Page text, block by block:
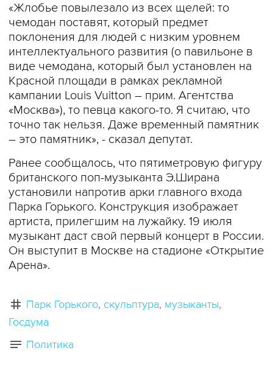
«Жлобье повылезало из всех щелей: то
чемодан поставят, который предмет
поклонения для людей с низким уровнем
интеллектуального развития (о павильоне в
виде чемодана, который был установлен на
Красной площади в рамках рекламной
кампании Louis Vuitton – прим. Агентства
«Москва»), то певца какого-то. Я считаю, что
точно так нельзя. Даже временный памятник
– это памятник», - сказал депутат.
Ранее сообщалось, что пятиметровую фигуру
британского поп-музыканта Э.Ширана
установили напротив арки главного входа
Парка Горького. Конструкция изображает
артиста, прилегшим на лужайку. 19 июля
музыкант даст свой первый концерт в России.
Он выступит в Москве на стадионе «Открытие
Арена».
Парк Горького скульптура музыканты
Госдума
Политика